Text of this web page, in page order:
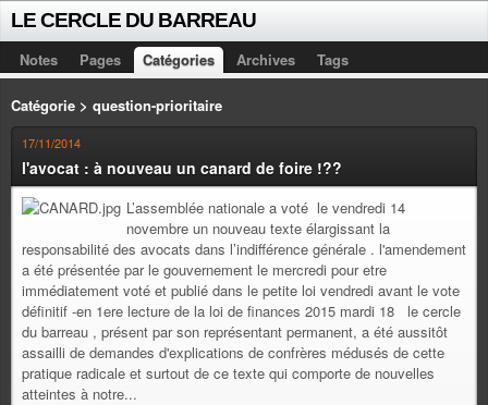
LE CERCLE DU BARREAU
Notes Pages Catégories Archives Tags
Catégorie > question-prioritaire
17/11/2014
l'avocat : à nouveau un canard de foire !??
L’assemblée nationale a voté le vendredi 14
novembre un nouveau texte élargissant la
responsabilité des avocats dans l’indifférence générale . l'amendement
a été présentée par le gouvernement le mercredi pour etre
immédiatement voté et publié dans le petite loi vendredi avant le vote
définitif -en 1ere lecture de la loi de finances 2015 mardi 18 le cercle
du barreau , présent par son représentant permanent, a été aussitôt
assailli de demandes d'explications de confrères médusés de cette
pratique radicale et surtout de ce texte qui comporte de nouvelles
atteintes à notre...